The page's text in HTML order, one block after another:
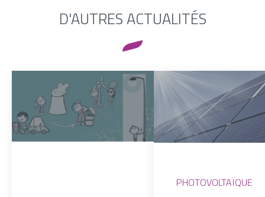
D'AUTRES ACTUALITÉS
PHOTOVOLTAÏQUE